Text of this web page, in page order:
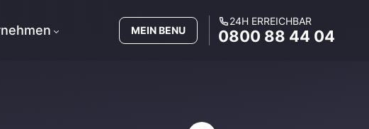
MEIN BENU
24H ERREICHBAR
0800 88 44 04